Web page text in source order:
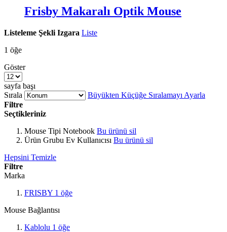
Frisby Makaralı Optik Mouse
Listeleme Şekli Izgara Liste
1 öğe
Göster
sayfa başı
Sırala
Büyükten Küçüğe Sıralamayı Ayarla
Filtre
Seçtikleriniz
Mouse Tipi Notebook Bu ürünü sil
Ürün Grubu Ev Kullanıcısı Bu ürünü sil
Hepsini Temizle
Filtre
Marka
FRISBY 1 öğe
Mouse Bağlantısı
Kablolu 1 öğe